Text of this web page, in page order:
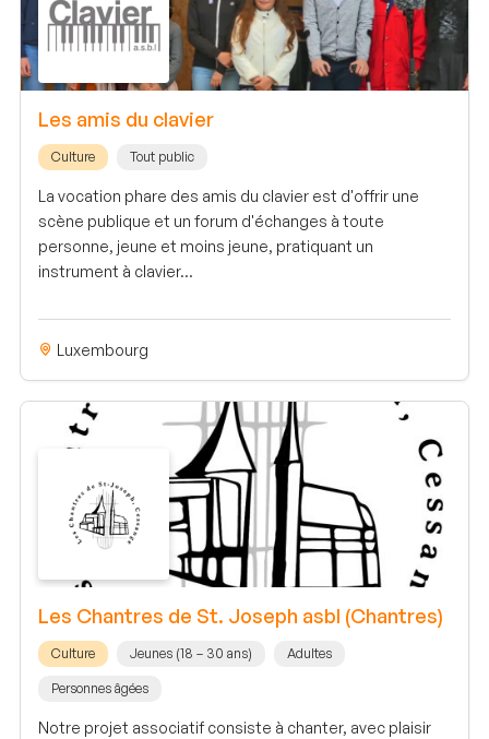
Les amis du clavier
Culture Tout public
La vocation phare des amis du clavier est d'offrir une
scène publique et un forum d'échanges à toute
personne, jeune et moins jeune, pratiquant un
instrument à clavier...
Luxembourg
Les Chantres de St. Joseph asbl (Chantres)
Culture Jeunes (18 – 30 ans) Adultes
Personnes âgées
Notre projet associatif consiste à chanter, avec plaisir